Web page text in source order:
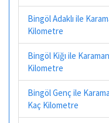
Bingöl Adaklı ile
Kilometre
Bingöl Kiğı ile
Kilometre
Bingöl Genç ile
Kaç Kilometre